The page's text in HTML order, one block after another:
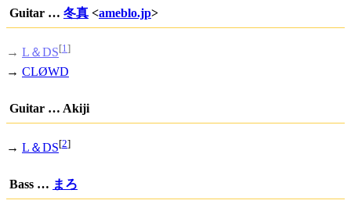
Guitar … 冬真 <ameblo.jp>
→ L＆DS[1]
→ CLØWD
Guitar … Akiji
→ L＆DS[2]
Bass … まろ